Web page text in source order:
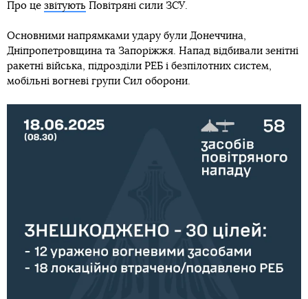
Про це звітують Повітряні сили ЗСУ.
Основними напрямками удару були Донеччина,
Дніпропетровщина та Запоріжжя. Напад відбивали зенітні
ракетні війська, підрозділи РЕБ і безпілотних систем,
мобільні вогневі групи Сил оборони.